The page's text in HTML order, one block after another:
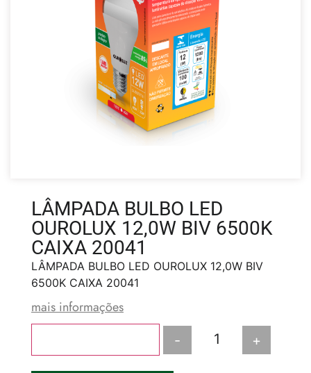
LÂMPADA BULBO LED
OUROLUX 12,0W BIV 6500K
CAIXA 20041
LÂMPADA BULBO LED OUROLUX 12,0W BIV
6500K CAIXA 20041
mais informações
- +